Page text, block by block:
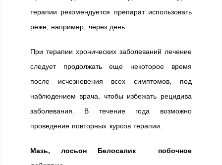
терапии рекомендуется препарат использовать
реже, например, через день.
При терапии хронических заболеваний лечение
следует продолжать еще некоторое время
после исчезновения всех симптомов, под
наблюдением врача, чтобы избежать рецидива
заболевания. В течение года возможно
проведение повторных курсов терапии.
Мазь, лосьон Белосалик побочное